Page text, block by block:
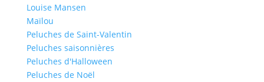
Louise Mansen
Maïlou
Peluches de Saint-Valentin
Peluches saisonnières
Peluches d'Halloween
Peluches de Noël